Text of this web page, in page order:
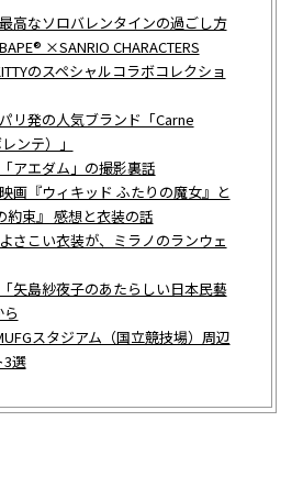
なソロバレンタインの過ごし方
×SANRIO CHARACTERS
のスペシャルコラボコレクショ
発の人気ブランド「Carne
ンテ）」
エダム」の撮影裏話
『ウィキッド ふたりの魔女』と
約束』 感想と衣装の話
こい衣装が、ミラノのランウェ
島紗夜子のあたらしい日本民藝
スタジアム（国立競技場）周辺
3選